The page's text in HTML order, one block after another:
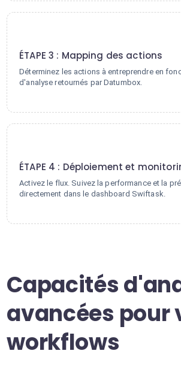
ÉTAPE 3 : Mapping des actions
Déterminez les actions à entreprendre en
d'analyse retournés par Datumbox.
ÉTAPE 4 : Déploiement et
Activez le flux. Suivez la performance et la
directement dans le dashboard Swiftask.
Capacités
avancées pour
workflows